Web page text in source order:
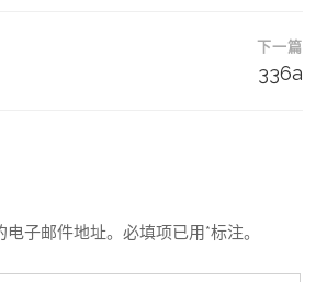
下一篇
336a
子邮件地址。必填项已用*标注。